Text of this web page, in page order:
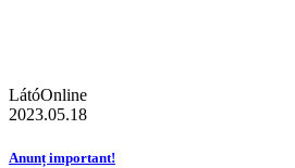
LátóOnline
2023.05.18
Anunț important!